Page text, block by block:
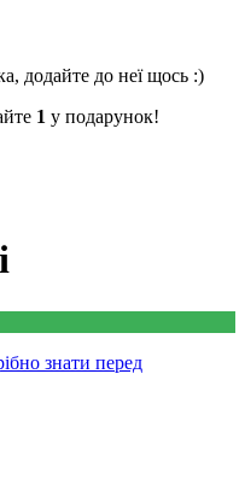
додайте до неї щось :)
1 у подарунок!
знати перед